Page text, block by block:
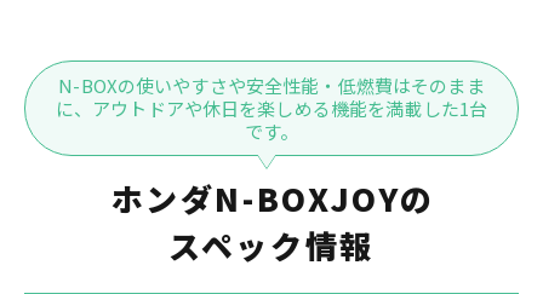
N-BOXの使いやすさや安全性能・低燃費はそのまま
に、アウトドアや休日を楽しめる機能を満載した1台
です。
ホンダN-BOXJOYの
スペック情報